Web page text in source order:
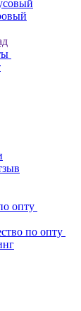
опту
по опту